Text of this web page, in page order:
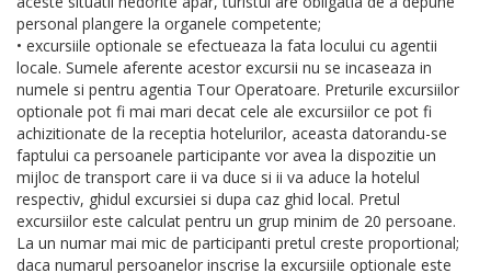
personal plangere la organele competente;
• excursiile optionale se efectueaza la fata locului cu agentii
locale. Sumele aferente acestor excursii nu se incaseaza in
numele si pentru agentia Tour Operatoare. Preturile excursiilor
optionale pot fi mai mari decat cele ale excursiilor ce pot fi
achizitionate de la receptia hotelurilor, aceasta datorandu-se
faptului ca persoanele participante vor avea la dispozitie un
mijloc de transport care ii va duce si ii va aduce la hotelul
respectiv, ghidul excursiei si dupa caz ghid local. Pretul
excursiilor este calculat pentru un grup minim de 20 persoane.
La un numar mai mic de participanti pretul creste proportional;
daca numarul persoanelor inscrise la excursiile optionale este